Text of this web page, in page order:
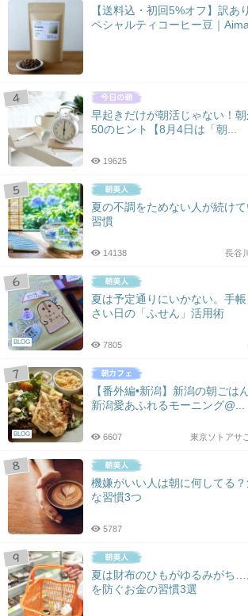
【送料込・初回5%オフ】訳あ
ペシャルティコーヒー豆｜Aima
早起きだけが朝活じゃない！
50のヒント【8月4日は「朝...
19625
夏の不調をためない人が続け
習慣
長谷
14138
BLOG
夏は予定通りにいかない。手
さい日の「ふせん」活用術
7805
BLOG
【番外編•新潟】新潟の朝ごは
新潟愛あふれるモーニング@...
東京ソトアサ
6607
機嫌がいい人は朝に何してる
な習慣3つ
5787
夏は財布のひもがゆるみがち…
を防ぐお金の習慣3選